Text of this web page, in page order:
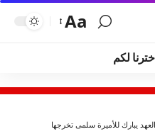
Aa
اخترنا لكم
يبارك للأميرة سلمى تخرجها